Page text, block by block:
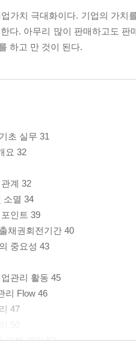
가치 극대화이다. 기업의 가치
다. 아무리 많이 판매하고도
하고 만 것이 된다.
초 실무 31
요 32
계 32
소멸 34
인트 39
채권회전기간 40
중요성 43
관리 활동 45
리 Flow 46
47
구분 관리 53